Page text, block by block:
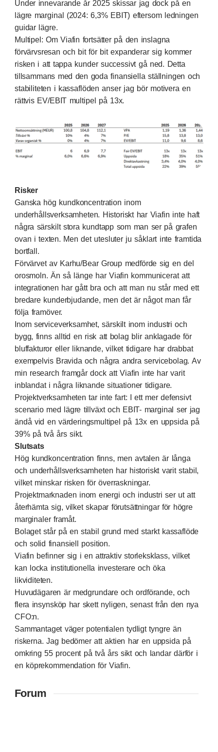
Under innevarande år 2025 skissar jag dock på en
lägre marginal (2024: 6,3% EBIT) eftersom ledningen
guidar lägre.
Multipel: Om Viafin fortsätter på den inslagna
förvärvsresan och bit för bit expanderar sig kommer
risken i att tappa kunder successivt gå ned. Detta
tillsammans med den goda finansiella ställningen och
stabiliteten i kassaflöden anser jag bör motivera en
rättvis EV/EBIT multipel på 13x.
Risker
Ganska hög kundkoncentration inom
underhållsverksamheten. Historiskt har Viafin inte haft
några särskilt stora kundtapp som man ser på grafen
ovan i texten. Men det utesluter ju såklart inte framtida
bortfall.
Förvärvet av Karhu/Bear Group medförde sig en del
orosmoln. Än så länge har Viafin kommunicerat att
integrationen har gått bra och att man nu står med ett
bredare kunderbjudande, men det är något man får
följa framöver.
Inom serviceverksamhet, särskilt inom industri och
bygg, finns alltid en risk att bolag blir anklagade för
bluffakturor eller liknande, vilket tidigare har drabbat
exempelvis Bravida och några andra servicebolag. Av
min research framgår dock att Viafin inte har varit
inblandat i några liknande situationer tidigare.
Projektverksamheten tar inte fart: I ett mer defensivt
scenario med lägre tillväxt och EBIT- marginal ser jag
ändå vid en värderingsmultipel på 13x en uppsida på
39% på två års sikt.
Slutsats
Hög kundkoncentration finns, men avtalen är långa
och underhållsverksamheten har historiskt varit stabil,
vilket minskar risken för överraskningar.
Projektmarknaden inom energi och industri ser ut att
återhämta sig, vilket skapar förutsättningar för högre
marginaler framåt.
Bolaget står på en stabil grund med starkt kassaflöde
och solid finansiell position.
Viafin befinner sig i en attraktiv storleksklass, vilket
kan locka institutionella investerare och öka
likviditeten.
Huvudägaren är medgrundare och ordförande, och
flera insynsköp har skett nyligen, senast från den nya
CFO:n.
Sammantaget väger potentialen tydligt tyngre än
riskerna. Jag bedömer att aktien har en uppsida på
omkring 55 procent på två års sikt och landar därför i
en köprekommendation för Viafin.
Forum